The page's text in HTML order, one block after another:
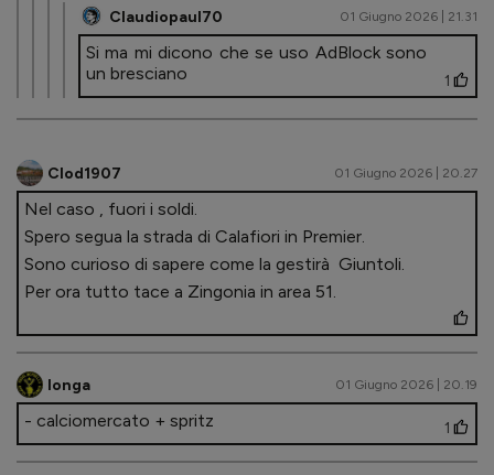
Claudiopaul70 01 Giugno 2026 | 21.31
Si ma mi dicono che se uso AdBlock sono
un bresciano
1
Clod1907 01 Giugno 2026 | 20.27
Nel caso , fuori i soldi.
Spero segua la strada di Calafiori in Premier.
Sono curioso di sapere come la gestirà Giuntoli.
Per ora tutto tace a Zingonia in area 51.
longa 01 Giugno 2026 | 20.19
- calciomercato + spritz 1